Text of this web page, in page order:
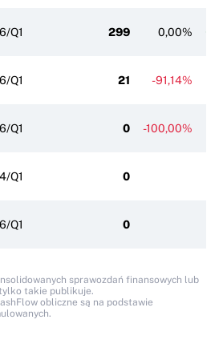
Q1 299 0,00%
Q1 21 -91,14%
Q1 0 -100,00%
Q1 0
Q1 0
sprawozdań finansowych lub
takie publikuje.
obliczne są na podstawie